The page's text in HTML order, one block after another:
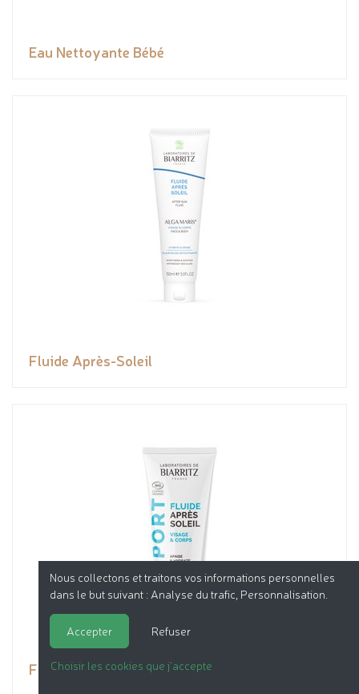
Eau Nettoyante Bébé
Fluide Après-Soleil
Fluide Après-Soleil SPORT
Nous collectons et traitons vos informations personnelles
dans le but suivant : Analyse du trafic, Personnalisation
Accepter Refuser
Choisir les cookies que j'accepte